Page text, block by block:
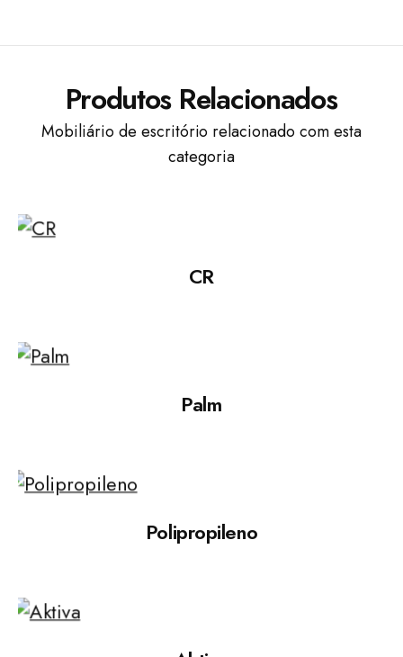
Produtos Relacionados
Mobiliário de escritório relacionado com esta
categoria
CR
Palm
Polipropileno